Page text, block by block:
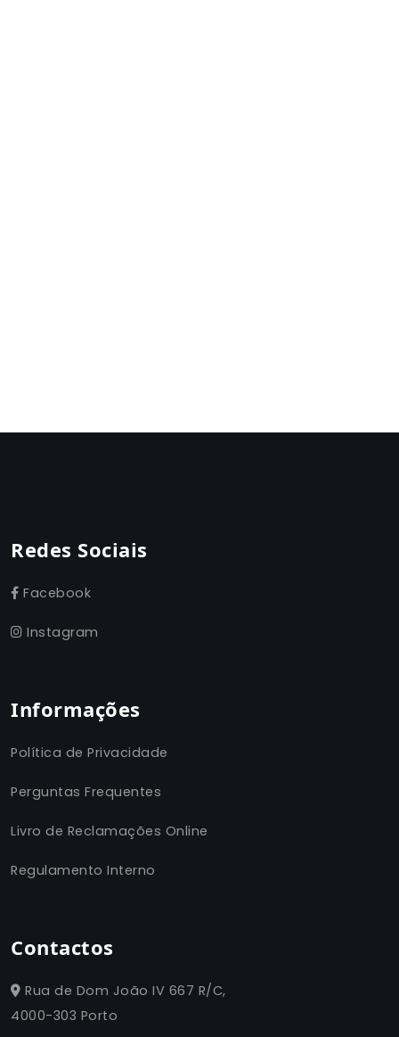
Redes Sociais
Facebook
Instagram
Informações
Política de Privacidade
Perguntas Frequentes
Livro de Reclamações Online
Regulamento Interno
Contactos
Rua de Dom João IV 667 R/C,
4000-303 Porto